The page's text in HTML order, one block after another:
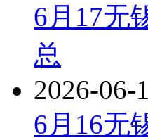
6月17无
总
2026-06-
6月16无